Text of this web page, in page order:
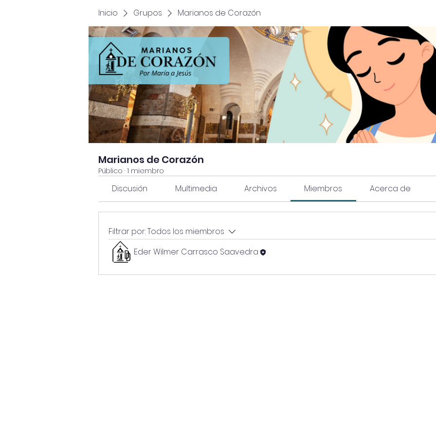
Inicio Grupos Marianos de Corazón
Marianos de Corazón
Público · 1 miembro
Discusión Multimedia Archivos Miembros Acerca de
Filtrar por:Todos los miembros
Eder Wilmer Carrasco Saavedra